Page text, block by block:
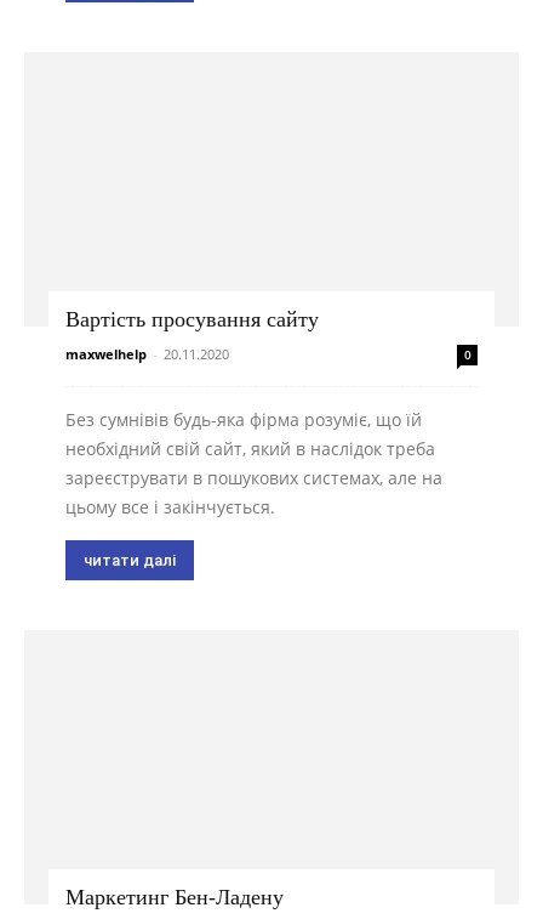
Вартість просування сайту
maxwelhelp - 20.11.2020 0
Без сумнівів будь-яка фірма розуміє, що їй
необхідний свій сайт, який в наслідок треба
зареєструвати в пошукових системах, але на
цьому все і закінчується.
читати далі
Маркетинг Бен-Ладену